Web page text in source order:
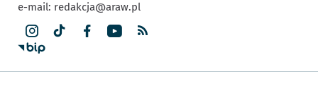
e-mail: redakcja@araw.pl